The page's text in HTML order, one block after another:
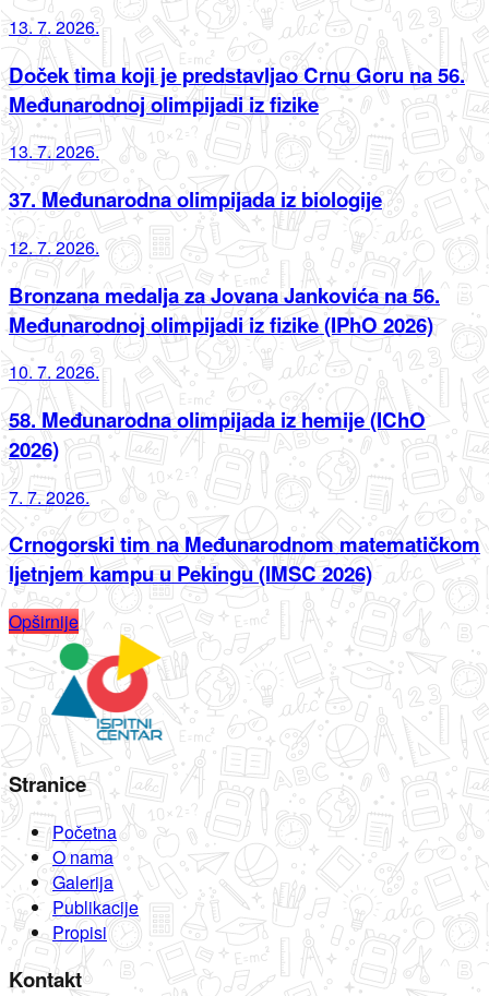
13. 7. 2026.
Doček tima koji je predstavljao Crnu Goru na 56.
Međunarodnoj olimpijadi iz fizike
13. 7. 2026.
37. Međunarodna olimpijada iz biologije
12. 7. 2026.
Bronzana medalja za Jovana Jankovića na 56.
Međunarodnoj olimpijadi iz fizike (IPhO 2026)
10. 7. 2026.
58. Međunarodna olimpijada iz hemije (IChO
2026)
7. 7. 2026.
Crnogorski tim na Međunarodnom matematičkom
ljetnjem kampu u Pekingu (IMSC 2026)
Opširnije
Stranice
Početna
O nama
Galerija
Publikacije
Propisi
Kontakt